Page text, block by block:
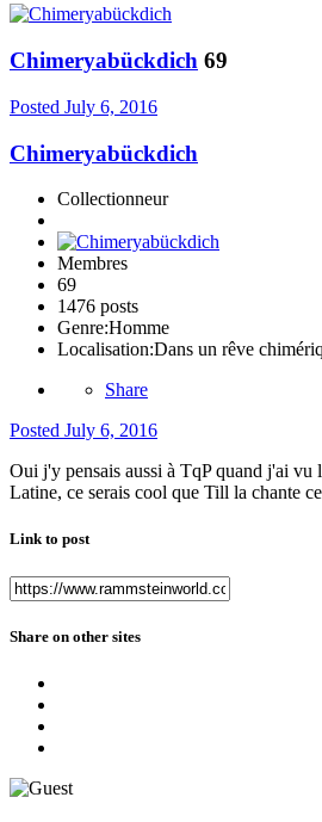
Chimeryabückdich 69
Posted July 6, 2016
Chimeryabückdich
Collectionneur
Membres
69
1476 posts
Genre:Homme
Localisation:Dans un rêve
Share
Posted July 6, 2016
Oui j'y pensais aussi à TqP quand j'ai vu
Latine, ce serais cool que Till la chante
Link to post
Share on other sites